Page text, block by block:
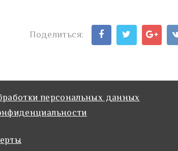
Поделиться:
персональных данных